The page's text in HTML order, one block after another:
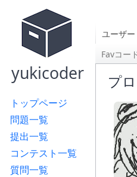
yukicoder
トップページ
問題一覧
提出一覧
コンテスト一覧
質問一覧
ユーザー
Favコー
プ